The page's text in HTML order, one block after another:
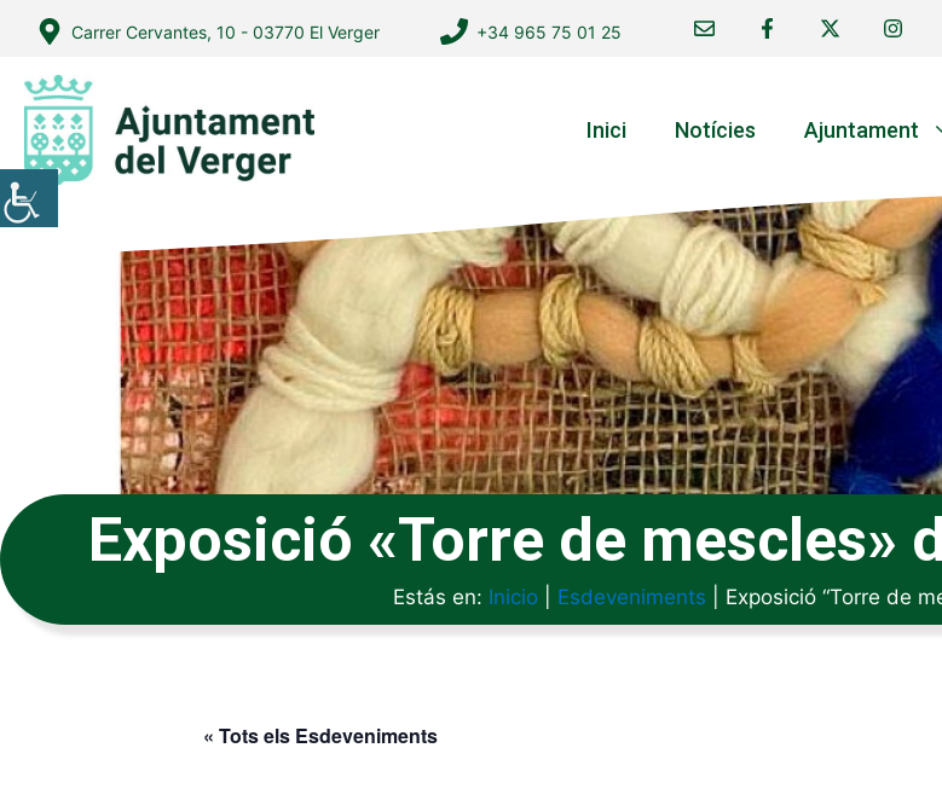
contingut
Carrer Cervantes, 10 - 03770 El Verger +34 965 75 01 25
Inici Notícies Ajuntament
Exposició «Torre de mescles»
Estás en: Inicio| Esdeveniments Exposició “Torre de
« Tots els Esdeveniments